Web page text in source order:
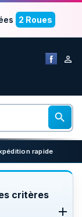
2 Roues


rapide
critères